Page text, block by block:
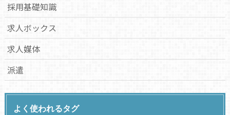
採用基礎知識
求人ボックス
求人媒体
派遣
よく使われるタグ